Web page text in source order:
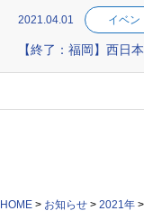
2021.04.01 イベン
【終了：福岡】西日
HOME > お知らせ > 2021年 >